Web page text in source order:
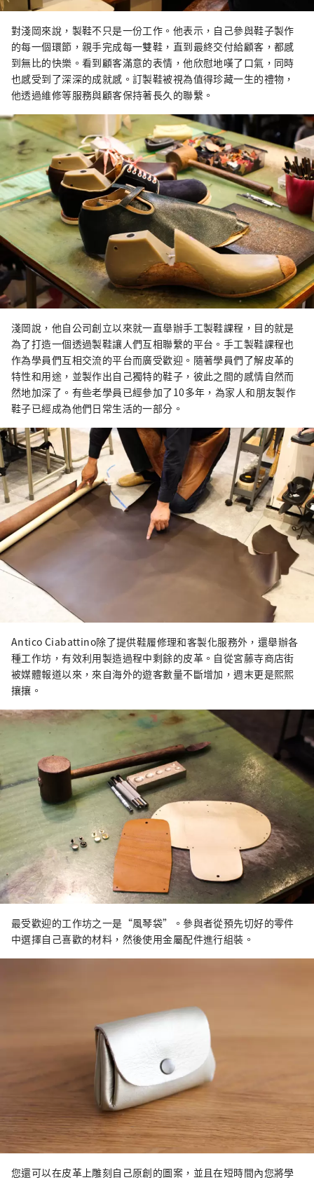
對淺岡來說，製鞋不只是一份工作。他表示，自己參與鞋子製作
的每一個環節，親手完成每一雙鞋，直到最終交付給顧客，都感
到無比的快樂。看到顧客滿意的表情，他欣慰地嘆了口氣，同時
也感受到了深深的成就感。訂製鞋被視為值得珍藏一生的禮物，
他透過維修等服務與顧客保持著長久的聯繫。
淺岡說，他自公司創立以來就一直舉辦手工製鞋課程，目的就是
為了打造一個透過製鞋讓人們互相聯繫的平台。手工製鞋課程也
作為學員們互相交流的平台而廣受歡迎。隨著學員們了解皮革的
特性和用途，並製作出自己獨特的鞋子，彼此之間的感情自然而
然地加深了。有些老學員已經參加了10多年，為家人和朋友製作
鞋子已經成為他們日常生活的一部分。
Antico Ciabattino除了提供鞋履修理和客製化服務外，還舉辦各
種工作坊，有效利用製造過程中剩餘的皮革。自從宮藤寺商店街
被媒體報道以來，來自海外的遊客數量不斷增加，週末更是熙熙
攘攘。
最受歡迎的工作坊之一是“風琴袋”。參與者從預先切好的零件
中選擇自己喜歡的材料，然後使用金屬配件進行組裝。
您還可以在皮革上雕刻自己原創的圖案，並且在短時間內您將學